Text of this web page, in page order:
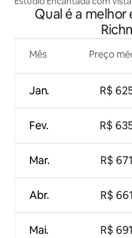
Qual é a
Mês
Jan.
Fev.
Mar.
Abr.
Mai.
Preço
R$
R$
R$ 671
R$ 661
R$ 691